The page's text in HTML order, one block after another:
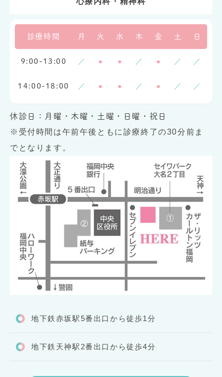
診療時間 月 火 水 木 金 土 日
9:00-13:00 ／ ● ● ／ ● ／ ／
14:00-18:00 ／ ● ● ／ ● ／ ／
休診日：月曜・木曜・土曜・日曜・祝日
※受付時間は午前午後ともに診療終了の30分前ま
でとなります。
地下鉄赤坂駅5番出口から徒歩1分
地下鉄天神駅2番出口から徒歩4分